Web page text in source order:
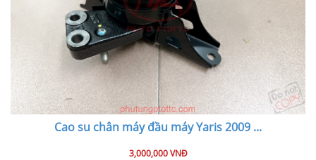
Cao su chân máy đầu máy Yaris 2009 ...
3,000,000 VNĐ